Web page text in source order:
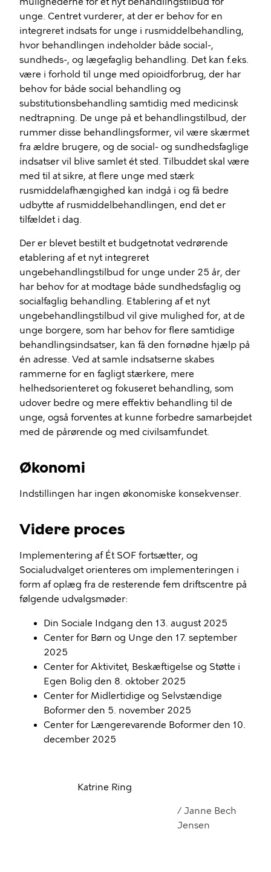
unge. Centret vurderer, at der er behov for en
integreret indsats for unge i rusmiddelbehandling,
hvor behandlingen indeholder både social-,
sundheds-, og lægefaglig behandling. Det kan f.eks.
være i forhold til unge med opioidforbrug, der har
behov for både social behandling og
substitutionsbehandling samtidig med medicinsk
nedtrapning. De unge på et behandlingstilbud, der
rummer disse behandlingsformer, vil være skærmet
fra ældre brugere, og de social- og sundhedsfaglige
indsatser vil blive samletét sted. Tilbuddet skal være
med til atsikre, at flere unge med stærk
rusmiddelafhængighed kan indgå i og få bedre
udbytte af rusmiddelbehandlingen, end det er
tilfældet i dag.
Der er blevetbestilt et budgetnotat vedrørende
etablering afet nyt integreret
ungebehandlingstilbud for unge under 25 år, der
har behov for at modtage både sundhedsfaglig og
socialfaglig behandling. Etablering af et nyt
ungebehandlingstilbud vil give mulighed for, at de
unge borgere, som har behov for flere samtidige
behandlingsindsatser, kan få den fornødne hjælp på
én adresse. Ved at samle indsatserne skabes
rammerne for en fagligt stærkere, mere
helhedsorienteretog fokuseretbehandling, som
udover bedre og mere effektiv behandling til de
unge, også forventes at kunne forbedre samarbejdet
med de pårørende og med civilsamfundet.
Økonomi
Indstillingen har ingen økonomiske konsekvenser.
Videre proces
Implementering af Ét SOF fortsætter, og
Socialudvalget orienteres om implementeringen i
form af oplæg fra de resterende fem driftscentre på
følgende udvalgsmøder:
Din Sociale Indgang den 13. august 2025
Center for Børn og Unge den 17. september
2025
Center for Aktivitet, Beskæftigelse og Støtte i
Egen Bolig den 8. oktober 2025
Center for Midlertidige og Selvstændige
Boformer den 5. november 2025
Center for Længerevarende Boformer den 10.
december 2025
Katrine Ring
/ Janne Bech
Jensen